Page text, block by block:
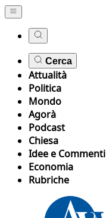
Cerca
Attualità
Politica
Mondo
Agorà
Podcast
Chiesa
Idee e Commenti
Economia
Rubriche